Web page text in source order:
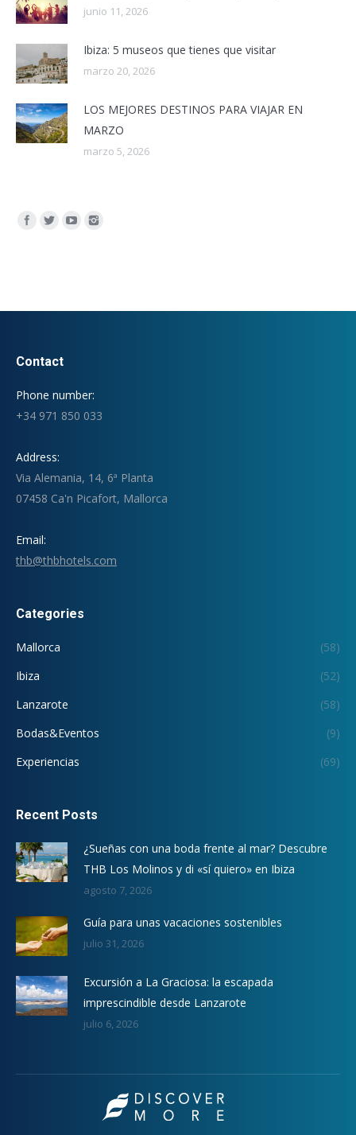
junio 11, 2026
Ibiza: 5 museos que tienes que visitar
marzo 20, 2026
LOS MEJORES DESTINOS PARA VIAJAR EN
MARZO
marzo 5, 2026
Encuéntranos en:
Contact
Phone number:
+34 971 850 033
Address:
Via Alemania, 14, 6ª Planta
07458 Ca'n Picafort, Mallorca
Email:
thb@thbhotels.com
Categories
Mallorca
(58)
Ibiza
(52)
Lanzarote
(58)
Bodas&Eventos
(9)
Experiencias
(69)
Recent Posts
¿Sueñas con una boda frente al mar? Descubre
THB Los Molinos y di «sí quiero» en Ibiza
agosto 7, 2026
Guía para unas vacaciones sostenibles
julio 31, 2026
Excursión a La Graciosa: la escapada
imprescindible desde Lanzarote
julio 6, 2026